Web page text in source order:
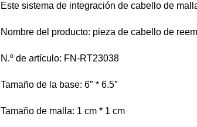
Este sistema de integración de cabello de
Nombre del producto: pieza de cabello de
N.º de artículo: FN-RT23038
Tamaño de la base: 6″ * 6.5″
Tamaño de malla: 1 cm * 1 cm